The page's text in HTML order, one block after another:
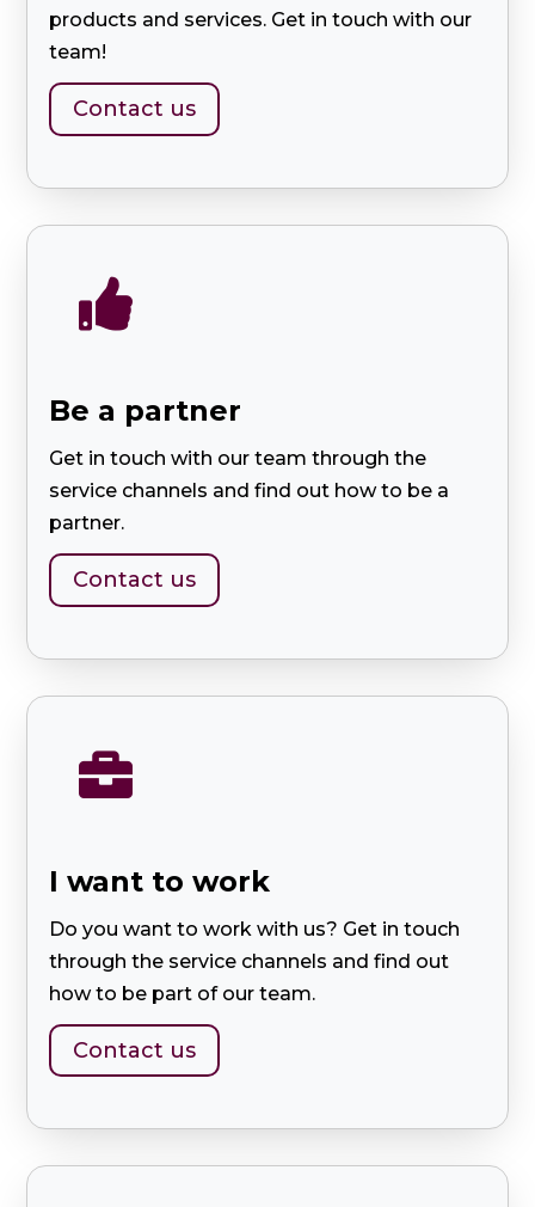
products and services. Get in touch with our
team!
Contact us

Be a partner
Get in touch with our team through the
service channels and find out how to be a
partner.
Contact us

I want to work
Do you want to work with us? Get in touch
through the service channels and find out
how to be part of our team.
Contact us